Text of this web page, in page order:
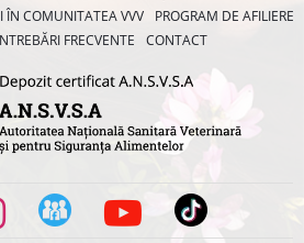
ÎN COMUNITATEA VVV
PROGRAM DE AFILIERE
FRECVENTE CONTACT